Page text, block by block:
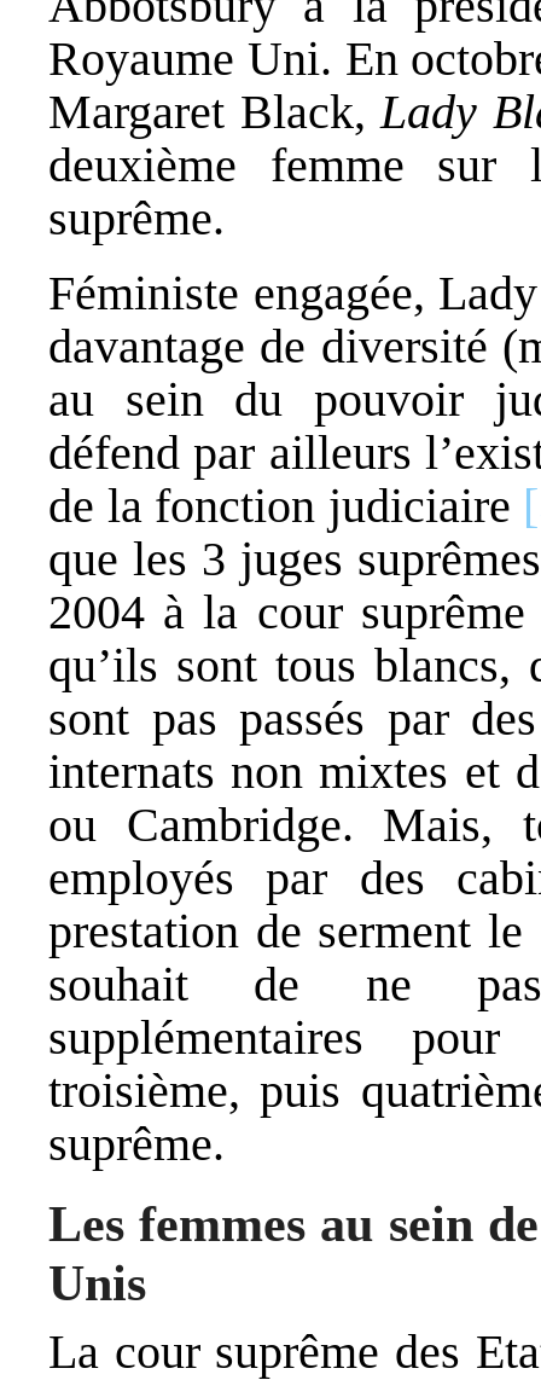
Royaume Uni. En
Margaret Black,Lady
deuxième femme
suprême.
Féministe engagée,
davantage de diversité
au sein du pouvoir
défend par ailleurs
de la fonction judiciaire
que les 3 juges
2004 à la cour
qu’ils sont tous blancs,
sont pas passés par
internats non mixtes et
ou Cambridge. Mais,
employés par des
prestation de serment
souhait de ne
supplémentaires
troisième, puis
suprême.
Les femmes au sein
Unis
La cour suprême des